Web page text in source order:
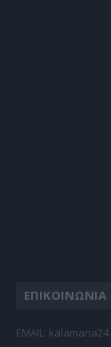
ΕΠΙΚΟΙΝΩΝΙΑ
EMAIL: